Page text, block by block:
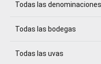
Todas las denominaciones
Todas las bodegas
Todas las uvas